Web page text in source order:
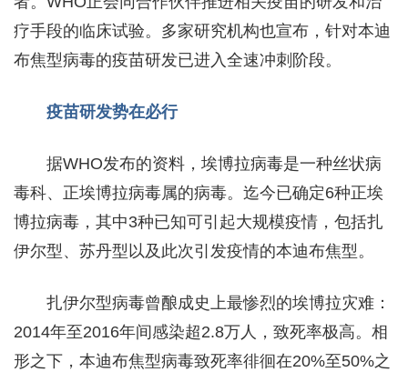
疗手段的临床试验。多家研究机构也宣布，针对本迪
布焦型病毒的疫苗研发已进入全速冲刺阶段。
疫苗研发势在必行
据WHO发布的资料，埃博拉病毒是一种丝状病
毒科、正埃博拉病毒属的病毒。迄今已确定6种正埃
博拉病毒，其中3种已知可引起大规模疫情，包括扎
伊尔型、苏丹型以及此次引发疫情的本迪布焦型。
扎伊尔型病毒曾酿成史上最惨烈的埃博拉灾难：
2014年至2016年间感染超2.8万人，致死率极高。相
形之下，本迪布焦型病毒致死率徘徊在20%至50%之